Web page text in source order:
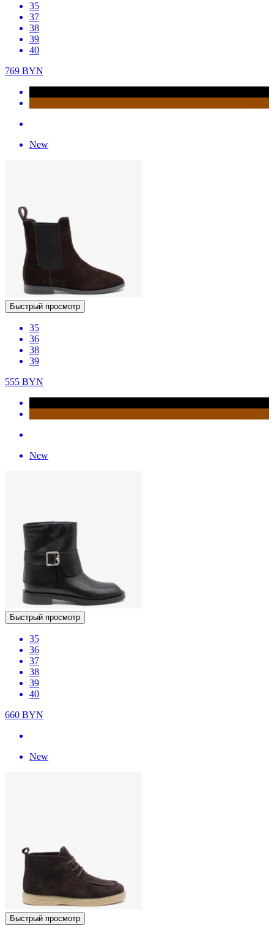
35
37
38
39
40
769 BYN
New
Быстрый просмотр
35
36
38
39
555 BYN
New
Быстрый просмотр
35
36
37
38
39
40
660 BYN
New
Быстрый просмотр